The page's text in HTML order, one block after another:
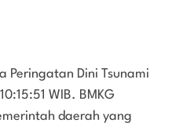
Peringatan Dini Tsunami
WIB. BMKG
daerah yang